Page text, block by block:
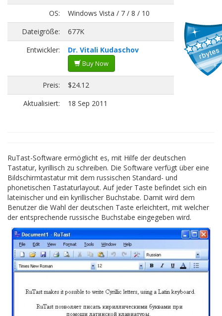
OS:
Windows Vista / 7 / 8 / 10
Dateigröße:
677K
Entwickler:
Dr. Vitali Kudaschov
Buy Now
Preis:
$24.12
Aktualisiert:
18 Sep 2011
RuTast-Software ermöglicht es, mit Hilfe der deutschen
Tastatur, kyrillisch zu schreiben. Die Software verfügt über eine
Bildschirmtastatur mit dem russischen Standard- und
phonetischen Tastaturlayout. Auf jeder Taste befindet sich ein
lateinischer und ein kyrillischer Buchstabe. Damit wird dem
Benutzer die Wahl der deutschen Taste erleichtert, mit welcher
der entsprechende russische Buchstabe eingegeben wird.